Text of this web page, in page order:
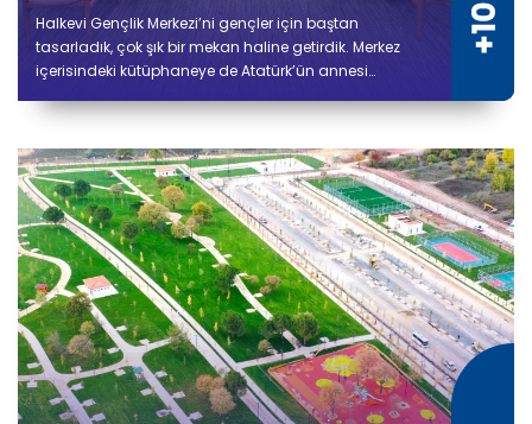
Halkevi Gençlik Merkezi’ni gençler için baştan
tasarladık, çok şık bir mekan haline getirdik. Merkez
içerisindeki kütüphaneye de Atatürk’ün annesi